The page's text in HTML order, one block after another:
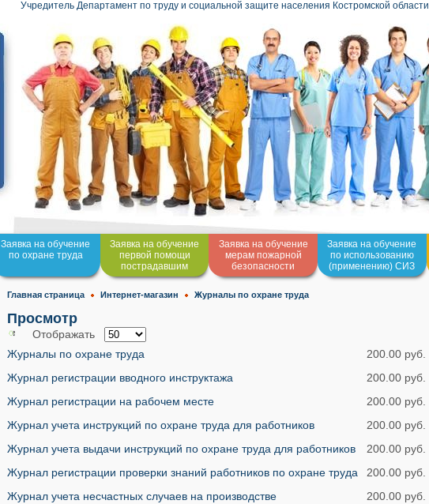
Учредитель Департамент по труду и социальной защите населения Костромской области
Заявка на обучение
по охране труда
Заявка на обучение
первой помощи
пострадавшим
Заявка на обучение
мерам пожарной
безопасности
Заявка на обучение
по использованию
(применению) СИЗ
Главная страница Интернет-магазин Журналы по охране труда
Просмотр
Отображать
Журналы по охране труда
200.00 руб.
Журнал регистрации вводного инструктажа
200.00 руб.
Журнал регистрации на рабочем месте
200.00 руб.
Журнал учета инструкций по охране труда для работников
200.00 руб.
Журнал учета выдачи инструкций по охране труда для работников
200.00 руб.
Журнал регистрации проверки знаний работников по охране труда
200.00 руб.
Журнал учета несчастных случаев на производстве
200.00 руб.